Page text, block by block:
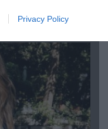
Privacy Policy